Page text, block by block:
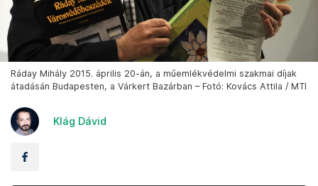
Ráday Mihály 2015. április 20-án, a műemlékvédelmi szakmai díjak
átadásán Budapesten, a Várkert Bazárban – Fotó: Kovács Attila / MTI
Klág Dávid